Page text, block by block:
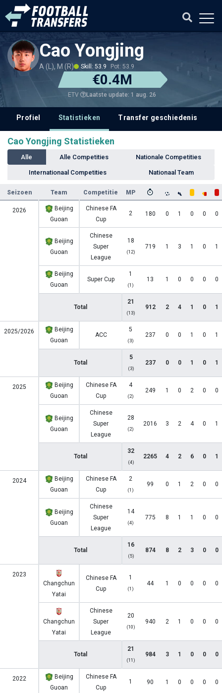
Cao Yongjing
A (L), M (R) Skill: 53.9 Pot: 53.9
€0.4M
ETV Laatste update: 1 aug. 26
Profiel Statistieken Transfer geschiedenis
Cao Yongjing Statistieken
Alle Alle Competities Nationale Competities
Internationaal Competities Nationaal Team
Seizoen Team Competitie MP
2026
Beijing
Guoan
Chinese FA
Cup
2 180 0 1 0 0 0
Beijing
Guoan
Chinese
Super
League
18
(12)
719 1 3 1 0 1
Beijing
Guoan
Super Cup
1
(1)
13 1 0 0 0 0
Total
21
(13)
912 2 4 1 0 1
2025/2026
Beijing
Guoan
ACC
5
(3)
237 0 0 1 0 1
Total
5
(3)
237 0 0 1 0 1
2025
Beijing
Guoan
Chinese FA
Cup
4
(2)
249 1 0 2 0 0
Beijing
Guoan
Chinese
Super
League
28
(2)
2016 3 2 4 0 1
Total
32
(4)
2265 4 2 6 0 1
2024
Beijing
Guoan
Chinese FA
Cup
2
(1)
99 0 1 2 0 0
Beijing
Guoan
Chinese
Super
League
14
(4)
775 8 1 1 0 0
Total
16
(5)
874 8 2 3 0 0
2023
Changchun
Yatai
Chinese FA
Cup
1
(1)
44 1 0 0 0 0
Changchun
Yatai
Chinese
Super
League
20
(10)
940 2 1 0 0 0
Total
21
(11)
984 3 1 0 0 0
2022
Beijing
Guoan
Chinese FA
Cup
1 90 1 0 0 0 0